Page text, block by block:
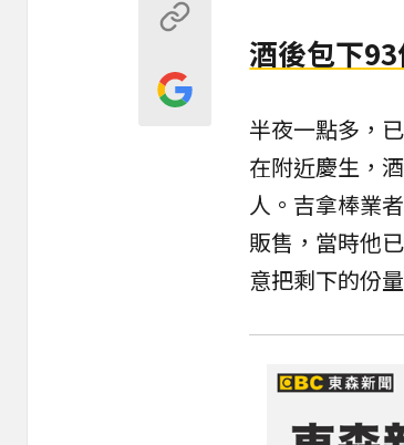
酒後包下
半夜一點多，
在附近慶生，
人。吉拿棒業
販售，當時他
意把剩下的份